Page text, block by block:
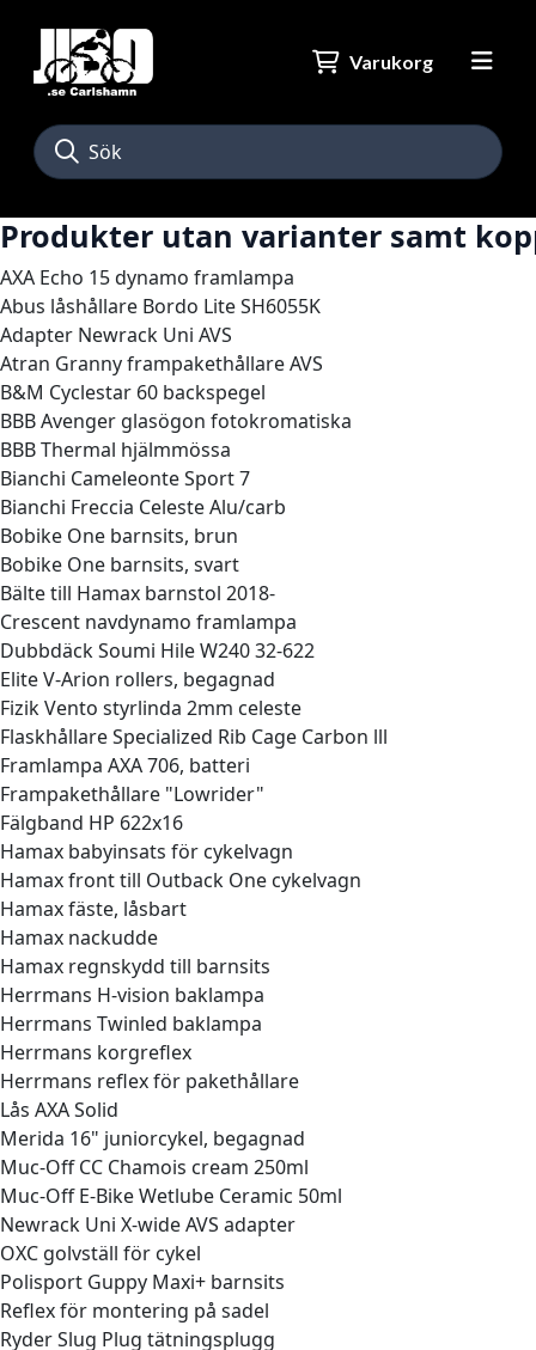
Varukorg
Produkter utan varianter samt
AXA Echo 15 dynamo framlampa
Abus låshållare Bordo Lite SH6055K
Adapter Newrack Uni AVS
Atran Granny frampakethållare AVS
B&M Cyclestar 60 backspegel
BBB Avenger glasögon fotokromatiska
BBB Thermal hjälmmössa
Bianchi Cameleonte Sport 7
Bianchi Freccia Celeste Alu/carb
Bobike One barnsits, brun
Bobike One barnsits, svart
Bälte till Hamax barnstol 2018-
Crescent navdynamo framlampa
Dubbdäck Soumi Hile W240 32-622
Elite V-Arion rollers, begagnad
Fizik Vento styrlinda 2mm celeste
Flaskhållare Specialized Rib Cage Carbon lll
Framlampa AXA 706, batteri
Frampakethållare "Lowrider"
Fälgband HP 622x16
Hamax babyinsats för cykelvagn
Hamax front till Outback One cykelvagn
Hamax fäste, låsbart
Hamax nackudde
Hamax regnskydd till barnsits
Herrmans H-vision baklampa
Herrmans Twinled baklampa
Herrmans korgreflex
Herrmans reflex för pakethållare
Lås AXA Solid
Merida 16" juniorcykel, begagnad
Muc-Off CC Chamois cream 250ml
Muc-Off E-Bike Wetlube Ceramic 50ml
Newrack Uni X-wide AVS adapter
OXC golvställ för cykel
Polisport Guppy Maxi+ barnsits
Reflex för montering på sadel
Ryder Slug Plug tätningsplugg